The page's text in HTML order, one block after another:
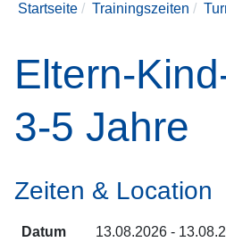
Startseite Trainingszeiten
Eltern-
3-5 Jahre
Zeiten & Location
Datum 13.08.2026 -